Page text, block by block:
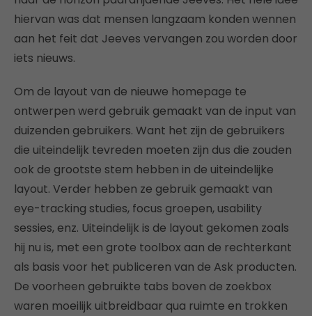
hiervan was dat mensen langzaam konden wennen
aan het feit dat Jeeves vervangen zou worden door
iets nieuws.
Om de layout van de nieuwe homepage te
ontwerpen werd gebruik gemaakt van de input van
duizenden gebruikers. Want het zijn de gebruikers
die uiteindelijk tevreden moeten zijn dus die zouden
ook de grootste stem hebben in de uiteindelijke
layout. Verder hebben ze gebruik gemaakt van
eye-tracking studies, focus groepen, usability
sessies, enz. Uiteindelijk is de layout gekomen zoals
hij nu is, met een grote toolbox aan de rechterkant
als basis voor het publiceren van de Ask producten.
De voorheen gebruikte tabs boven de zoekbox
waren moeilijk uitbreidbaar qua ruimte en trokken